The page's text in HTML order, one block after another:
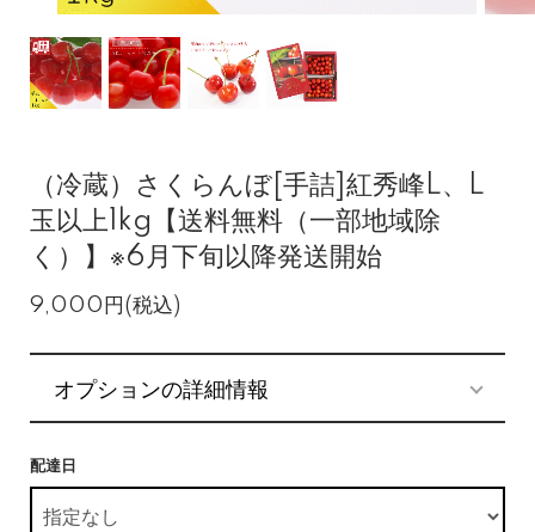
（冷蔵）さくらんぼ[手詰]紅秀峰L、L
玉以上1kg【送料無料（一部地域除
く）】※6月下旬以降発送開始
9,000円(税込)
オプションの詳細情報
配達日